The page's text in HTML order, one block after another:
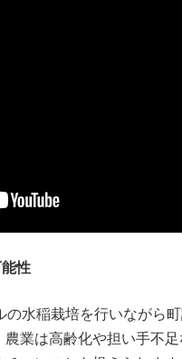
性
水稲栽培を行いながら
業は高齢化や担い手不